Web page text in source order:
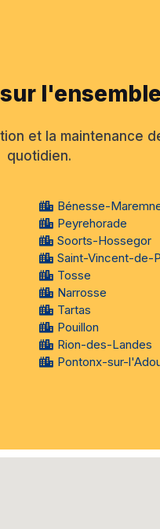
et la maintenance
quotidien.
Bénesse-
Peyrehorade
Soorts-Hossegor
Saint-Vincent-de-
Tosse
Narrosse
Tartas
Pouillon
Rion-des-Landes
Pontonx-sur-